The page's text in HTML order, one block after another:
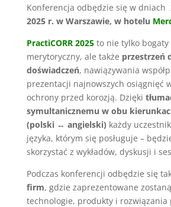
Konferencja odbędzie się w dniach
2025 r. w Warszawie, w hotelu
PractiCORR 2025 to nie tylko
merytoryczny, ale także przestrzeń
doświadczeń, nawiązywania
prezentacji najnowszych osiągnięć
ochrony przed korozją. Dzięki
symultanicznemu w obu
(polski ↔ angielski) każdy
języka, którym się posługuje –
skorzystać z wykładów, dyskusji i
Podczas konferencji odbędzie się
firm, gdzie zaprezentowane
technologie, produkty i rozwiązania